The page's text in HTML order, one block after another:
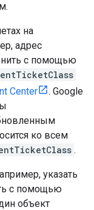
на
адрес
с помощью
Center
. Google
ко всем
.
указать
с помощью
объект